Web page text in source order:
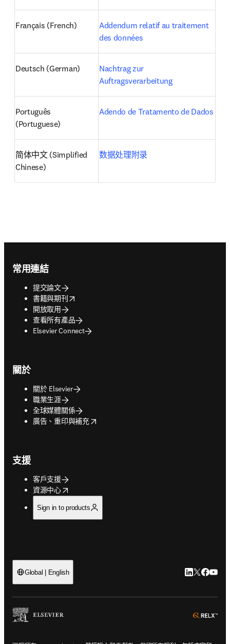
Français (French)
Addendum relatif au traitement
des données
Deutsch (German)
Nachtrag zur
Auftragsverarbeitung
Português
(Portuguese)
Adendo de Tratamento de Dados
简体中文 (Simplified
Chinese)
数据处理附录
常用連結
提交論文
書籍與期刊
opens in new tab/window
開放取用
查看所有產品
Elsevier Connect
關於
關於 Elsevier
職業生涯
全球媒體關係
廣告、重印與補充
opens in new tab/window
支援
客戶支援
資源中心
opens in new tab/window
Sign in to products
Global | English LinkedIn 打
Twitter 打